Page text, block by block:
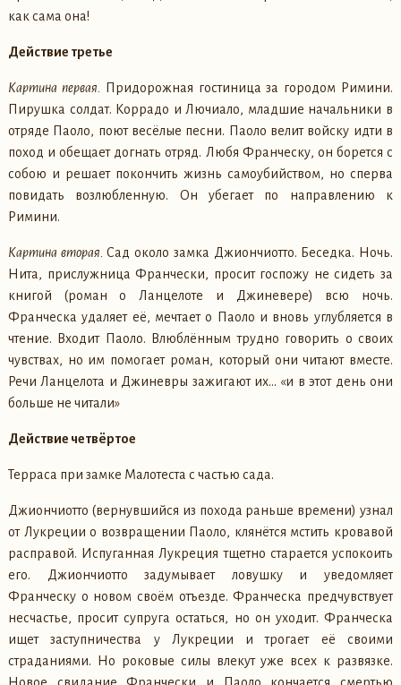
как сама она!
Действие третье
Картина первая.
Придорожная гостиница за городом Римини.
Пирушка солдат. Коррадо и Лючиало, младшие начальники в
отряде Паоло, поют весёлые песни. Паоло велит войску идти в
поход и обещает догнать отряд. Любя Франческу, он борется с
собою и решает покончить жизнь самоубийством, но сперва
повидать возлюбленную. Он убегает по направлению к
Римини.
Картина вторая.Сад около замка Джиончиотто. Беседка. Ночь.
Нита, прислужница Франчески, просит госпожу не сидеть за
книгой (роман о Ланцелоте и Джиневере) всю ночь.
Франческа удаляет её, мечтает о Паоло и вновь углубляется в
чтение. Входит Паоло. Влюблённым трудно говорить о своих
чувствах, но им помогает роман, который они читают вместе.
Речи Ланцелота и Джиневры зажигают их… «и в этот день они
больше не читали»
Действие четвёртое
Терраса при замке Малотеста с частью сада.
Джиончиотто (вернувшийся из похода раньше времени) узнал
от Лукреции о возвращении Паоло, клянётся мстить кровавой
расправой. Испуганная Лукреция тщетно старается успокоить
его. Джиончиотто задумывает ловушку и уведомляет
Франческу о новом своём отъезде. Франческа предчувствует
несчастье, просит супруга остаться, но он уходит. Франческа
ищет заступничества у Лукреции и трогает её своими
страданиями. Но роковые силы влекут уже всех к развязке.